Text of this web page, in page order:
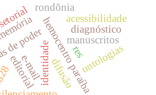
hemocentro paraíba
editorial
manuscritos
poder ontologias
diagnóstico
identidadedifusão
e-mail
res
rondônia
acessibilidade